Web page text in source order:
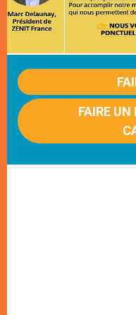
FAIRE UN